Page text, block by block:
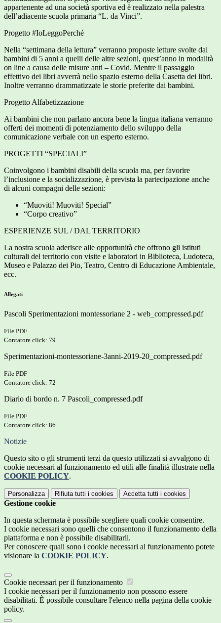
appartenente ad una società sportiva ed è realizzato nella palestra
dell’adiacente scuola primaria “L. da Vinci”.
Progetto #IoLeggoPerché
Nella “settimana della lettura” verranno proposte letture svolte dai
bambini di 5 anni a quelli delle altre sezioni, quest’anno in modalità
on line a causa delle misure anti – Covid. Mentre il passaggio
effettivo dei libri avverrà nello spazio esterno della Casetta dei libri.
Inoltre verranno drammatizzate le storie preferite dai bambini.
Progetto Alfabetizzazione
Ai bambini che non parlano ancora bene la lingua italiana verranno
offerti dei momenti di potenziamento dello sviluppo della
comunicazione verbale con un esperto esterno.
PROGETTI “SPECIALI”
Coinvolgono i bambini disabili della scuola ma, per favorire
l’inclusione e la socializzazione, è prevista la partecipazione anche
di alcuni compagni delle sezioni:
“Muoviti! Muoviti! Special”
“Corpo creativo”
ESPERIENZE SUL / DAL TERRITORIO
La nostra scuola aderisce alle opportunità che offrono gli istituti
culturali del territorio con visite e laboratori in Biblioteca, Ludoteca,
Museo e Palazzo dei Pio, Teatro, Centro di Educazione Ambientale,
ecc.
Allegati
Pascoli Sperimentazioni montessoriane 2 - web_compressed.pdf
File PDF
Contatore click: 79
Sperimentazioni-montessoriane-3anni-2019-20_compressed.pdf
File PDF
Contatore click: 72
Diario di bordo n. 7 Pascoli_compressed.pdf
File PDF
Contatore click: 86
Notizie
Questo sito o gli strumenti terzi da questo utilizzati si avvalgono di
cookie necessari al funzionamento ed utili alle finalità illustrate nella
COOKIE POLICY.
Personalizza Rifiuta tutti i cookies Accetta tutti i cookies
Gestione cookie
In questa schermata è possibile scegliere quali cookie consentire.
I cookie necessari sono quelli che consentono il funzionamento della
piattaforma e non è possibile disabilitarli.
Per conoscere quali sono i cookie necessari al funzionamento potete
visionare la COOKIE POLICY.
Cookie necessari per il funzionamento
I cookie necessari per il funzionamento non possono essere
disabilitati. È possibile consultare l'elenco nella pagina della cookie
policy.